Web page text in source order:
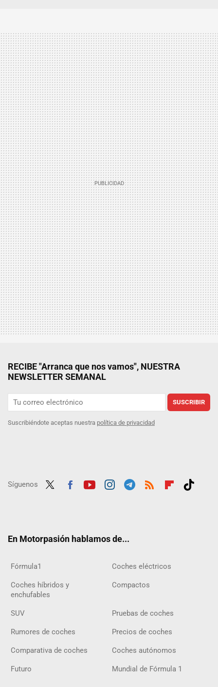
RECIBE "Arranca que nos vamos", NUESTRA
NEWSLETTER SEMANAL
SUSCRIBIR
Suscribiéndote aceptas nuestra política de privacidad
Síguenos
En Motorpasión hablamos de...
Fórmula1 Coches eléctricos
Coches híbridos y
enchufables
Compactos
SUV Pruebas de coches
Rumores de coches Precios de coches
Comparativa de coches Coches autónomos
Futuro Mundial de Fórmula 1